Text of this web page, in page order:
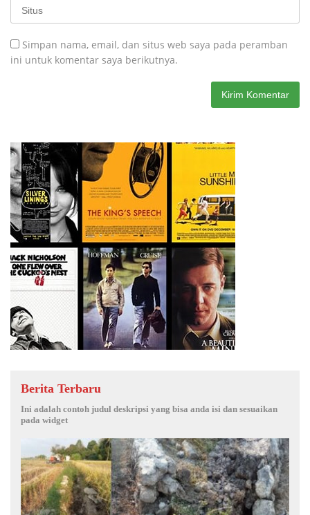
Simpan nama, email, dan situs web saya pada peramban
ini untuk komentar saya berikutnya.
Berita Terbaru
Ini adalah contoh judul deskripsi yang bisa anda isi dan sesuaikan
pada widget